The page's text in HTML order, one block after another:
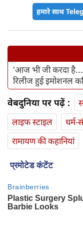
हमारे साथ
'आज भी जी करदा
रिलीज हुई इमोशनल
वेबदुनिया पर पढ़ें :
लाइफ स्‍टाइल
धर्म-
रामायण की कहानियां